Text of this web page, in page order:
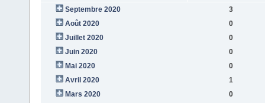
Septembre 2020
3
Août 2020
0
Juillet 2020
0
Juin 2020
0
Mai 2020
0
Avril 2020
1
Mars 2020
0